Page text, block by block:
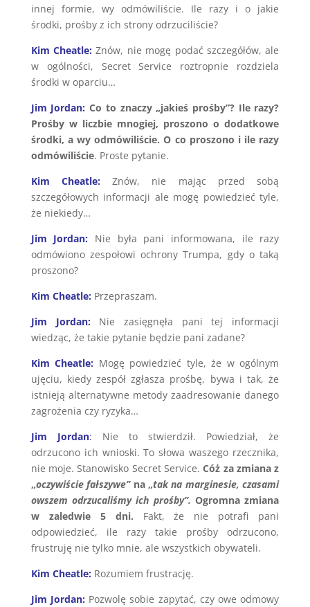
innej formie, wy odmówiliście. Ile razy i o jakie
środki, prośby z ich strony odrzuciliście?
Kim Cheatle: Znów, nie mogę podać szczegółów, ale
w ogólności, Secret Service roztropnie rozdziela
środki w oparciu…
Jim Jordan: Co to znaczy „jakieś prośby”? Ile razy?
Prośby w liczbie mnogiej, proszono o dodatkowe
środki, a wy odmówiliście. O co proszono i ile razy
odmówiliście. Proste pytanie.
Kim Cheatle: Znów, nie mając przed sobą
szczegółowych informacji ale mogę powiedzieć tyle,
że niekiedy…
Jim Jordan: Nie była pani informowana, ile razy
odmówiono zespołowi ochrony Trumpa, gdy o taką
proszono?
Kim Cheatle: Przepraszam.
Jim Jordan: Nie zasięgnęła pani tej informacji
wiedząc, że takie pytanie będzie pani zadane?
Kim Cheatle: Mogę powiedzieć tyle, że w ogólnym
ujęciu, kiedy zespół zgłasza prośbę, bywa i tak, że
istnieją alternatywne metody zaadresowanie danego
zagrożenia czy ryzyka…
Jim Jordan: Nie to stwierdził. Powiedział, że
odrzucono ich wnioski. To słowa waszego rzecznika,
nie moje. Stanowisko Secret Service.Cóż za zmiana z
„oczywiście fałszywe”na „tak na marginesie, czasami
owszem odrzucaliśmy ich prośby”. Ogromna zmiana
w zaledwie 5 dni. Fakt, że nie potrafi pani
odpowiedzieć, ile razy takie prośby odrzucono,
frustruję nie tylko mnie, ale wszystkich obywateli.
Kim Cheatle: Rozumiem frustrację.
Jim Jordan: Pozwolę sobie zapytać, czy owe odmowy